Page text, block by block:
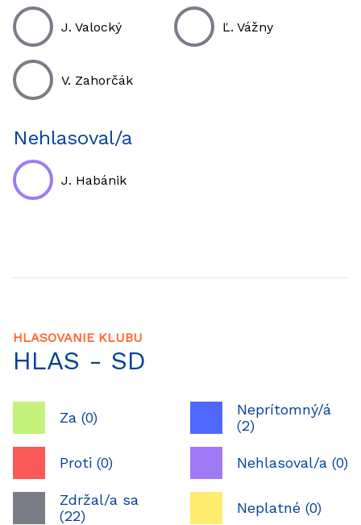
J. Valocký Ľ. Vážny
V. Zahorčák
Nehlasoval/a
J. Habánik
HLASOVANIE KLUBU
HLAS - SD
Za (0)
Proti (0)
Zdržal/a sa
(22)
Neprítomný/á
(2)
Nehlasoval/a (0)
Neplatné (0)